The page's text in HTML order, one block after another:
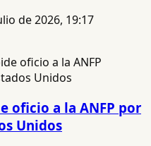
de 2026, 19:17
oficio a la ANFP por
Unidos